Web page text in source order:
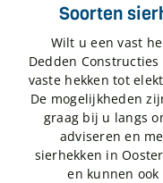
Soorten
Wilt u een vast
Dedden
vaste hekken tot
De mogelijkheden
graag bij u langs
adviseren en
sierhekken in
en kunnen